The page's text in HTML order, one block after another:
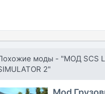
моды - "МОД SCS
2"